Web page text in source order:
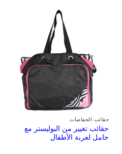
حقائب الحفاضات
حقائب تغيير من البوليستر مع
حامل لعربة الأطفال